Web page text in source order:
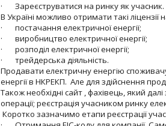
· Зареєструватися на ринку як учасник.
В Україні можливо отримати такі ліцензії
· постачання електричної енергії;
· виробництво електричної енергії;
· розподіл електричної енергії;
· трейдерська діяльність.
Продавати електричну енергію
енергії в НКРЕКП. Але для здійснення
Також необхідні сайт , фахівець, який
операції; реєстрація учасником ринку
Коротко зазначимо етапи реєстрації